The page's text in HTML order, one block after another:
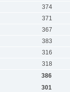
374
371
367
383
316
318
386
301